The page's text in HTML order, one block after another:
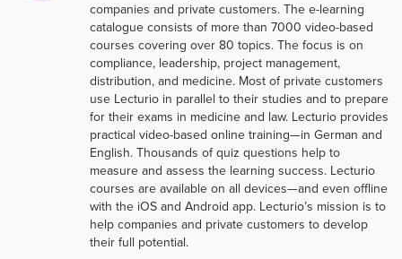
companies and private customers. The e-learning
catalogue consists of more than 7000 video-based
courses covering over 80 topics. The focus is on
compliance, leadership, project management,
distribution, and medicine. Most of private customers
use Lecturio in parallel to their studies and to prepare
for their exams in medicine and law. Lecturio provides
practical video-based online training—in German and
English. Thousands of quiz questions help to
measure and assess the learning success. Lecturio
courses are available on all devices—and even offline
with the iOS and Android app. Lecturio’s mission is to
help companies and private customers to develop
their full potential.